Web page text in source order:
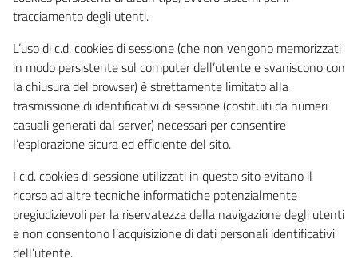
tracciamento degli utenti.
L’uso di c.d. cookies di sessione (che non vengono memorizzati
in modo persistente sul computer dell’utente e svaniscono con
la chiusura del browser) è strettamente limitato alla
trasmissione di identificativi di sessione (costituiti da numeri
casuali generati dal server) necessari per consentire
l’esplorazione sicura ed efficiente del sito.
I c.d. cookies di sessione utilizzati in questo sito evitano il
ricorso ad altre tecniche informatiche potenzialmente
pregiudizievoli per la riservatezza della navigazione degli utenti
e non consentono l’acquisizione di dati personali identificativi
dell’utente.